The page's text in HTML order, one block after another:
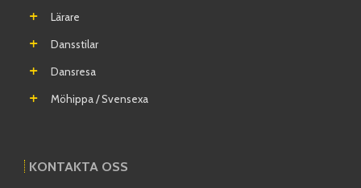
Lärare
Dansstilar
Dansresa
Möhippa / Svensexa
KONTAKTA OSS